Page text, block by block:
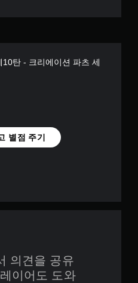
탄 - 크리에이션 파츠 세
별점 주기
의견을 공유
이어도 도와